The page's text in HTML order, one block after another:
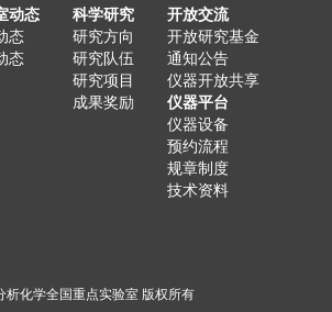
动态
态
态
科学研究
研究方向
研究队伍
研究项目
成果奖励
开放交流
开放研究基金
通知公告
仪器开放共享
仪器平台
仪器设备
预约流程
规章制度
技术资料
化学全国重点实验室 版权所有